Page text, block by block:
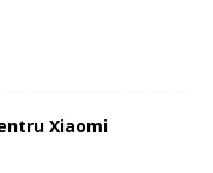
Xiaomi